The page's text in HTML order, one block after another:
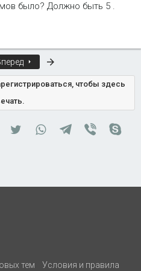
было? Должно быть 5 .
чтобы здесь
FacebookTwitterWhatsAppTelegram
Viber
тем Условия и правила